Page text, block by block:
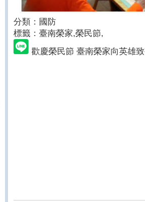
分類：國防
標籤：臺南榮家,榮民節,
歡慶榮民節 臺南榮家向英雄